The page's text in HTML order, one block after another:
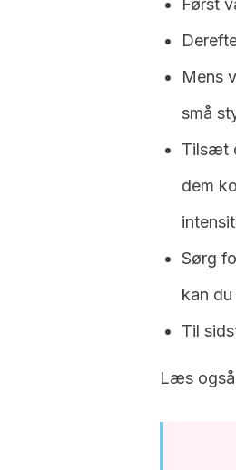
Først
Mens
små
Tilsæt
dem
Sørg
kan
Til
Læs